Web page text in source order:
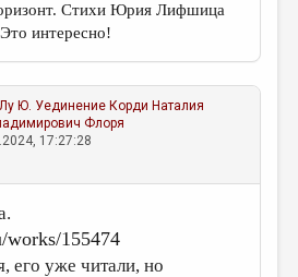
Стихи Юрия Лифшица
интересно!
Лу Ю. Уединение Корди Наталия
Флоря
17:27:28
works/155474
его уже читали, но